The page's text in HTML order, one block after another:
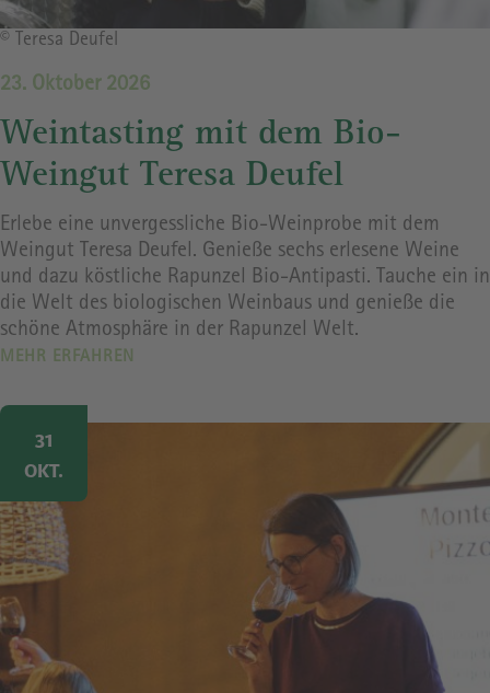
Bildrechte
© Teresa Deufel
23. Oktober 2026
Weintasting mit dem Bio-
Weingut Teresa Deufel
Erlebe eine unvergessliche Bio-Weinprobe mit dem
Weingut Teresa Deufel. Genieße sechs erlesene Weine
und dazu köstliche Rapunzel Bio-Antipasti. Tauche ein in
die Welt des biologischen Weinbaus und genieße die
schöne Atmosphäre in der Rapunzel Welt.
MEHR ERFAHREN
Image
31
OKT.